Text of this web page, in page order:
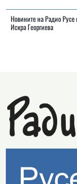
Новините на Радио Русе
Искра Георгиева